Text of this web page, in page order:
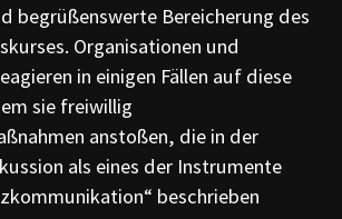
begrüßenswerte Bereicherung des
Organisationen und
in einigen Fällen auf diese
sie freiwillig
anstoßen, die in der
als eines der Instrumente
beschrieben